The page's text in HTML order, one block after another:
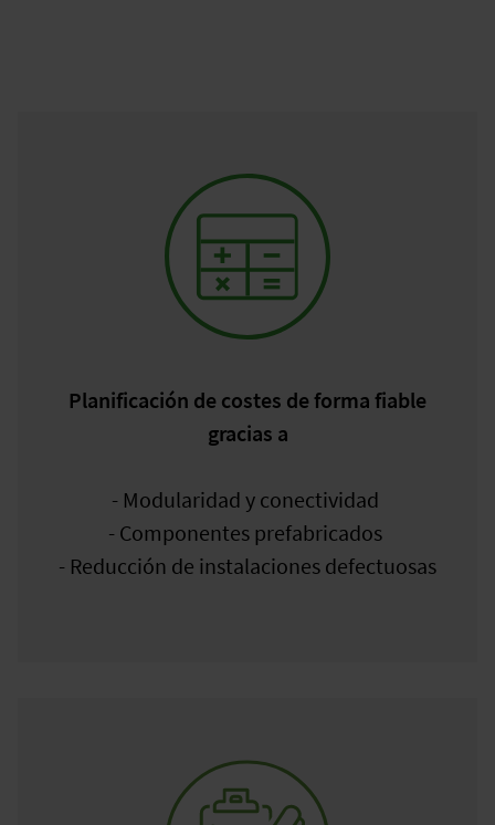
Planificación de costes de forma fiable
gracias a
- Modularidad y conectividad
- Componentes prefabricados
- Reducción de instalaciones defectuosas